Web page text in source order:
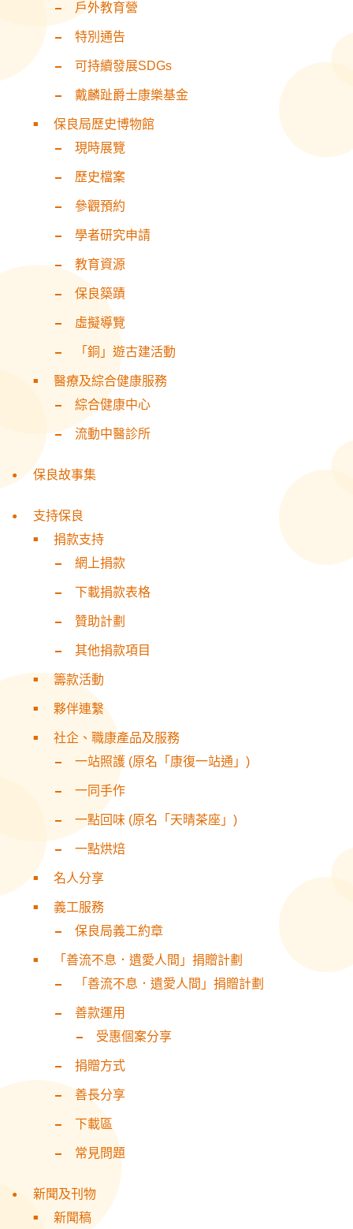
戶外教育營
特別通告
可持續發展SDGs
戴麟趾爵士康樂基金
保良局歷史博物館
現時展覽
歷史檔案
參觀預約
學者研究申請
教育資源
保良築蹟
虛擬導覽
「銅」遊古建活動
醫療及綜合健康服務
綜合健康中心
流動中醫診所
保良故事集
支持保良
捐款支持
網上捐款
下載捐款表格
贊助計劃
其他捐款項目
籌款活動
夥伴連繫
社企、職康產品及服務
一站照護 (原名「康復一站通」)
一同手作
一點回味 (原名「天晴茶座」)
一點烘焙
名人分享
義工服務
保良局義工約章
「善流不息．遺愛人間」捐贈計劃
「善流不息．遺愛人間」捐贈計劃
善款運用
受惠個案分享
捐贈方式
善長分享
下載區
常見問題
新聞及刊物
新聞稿